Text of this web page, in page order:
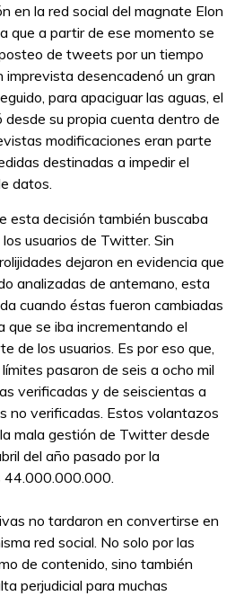
en la red social del magnate Elon
que a partir de ese momento se
de tweets por un tiempo
imprevista desencadenó un gran
para apaciguar las aguas, el
desde su propia cuenta dentro de
modificaciones eran parte
destinadas a impedir el
datos.
esta decisión también buscaba
usuarios de Twitter. Sin
dejaron en evidencia que
analizadas de antemano, esta
cuando éstas fueron cambiadas
que se iba incrementando el
de los usuarios. Es por eso que,
pasaron de seis a ocho mil
verificadas y de seiscientas a
no verificadas. Estos volantazos
mala gestión de Twitter desde
del año pasado por la
44.000.000.000.
no tardaron en convertirse en
red social. No solo por las
de contenido, sino también
perjudicial para muchas